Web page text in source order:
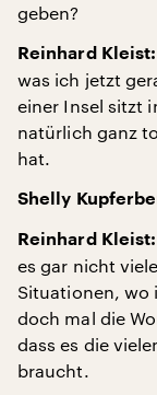
geben?
Reinhard Kleist:
was ich jetzt
einer Insel sitzt
natürlich ganz
hat.
Shelly
Reinhard Kleist:
es gar nicht
Situationen, wo
doch mal die
dass es die
braucht.